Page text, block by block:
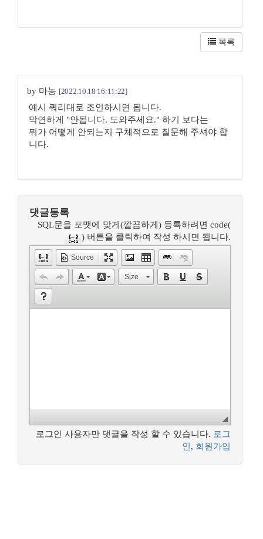
목록
by 마농 [2022.10.18 16:11:22]
예시 쿼리대로 조인하시면 됩니다.
막연하게 "안됩니다. 도와주세요." 하기 보다는
뭐가 어떻게 안되는지 구체적으로 질문해 주셔야 합
니다.
댓글등록
SQL문을 포맷에 맞게(깔끔하게) 등록하려면 code(
) 버튼을 클릭하여 작성 하시면 됩니다.
Source
Size
로그인 사용자만 댓글을 작성 할 수 있습니다. 로그
인 , 회원가입